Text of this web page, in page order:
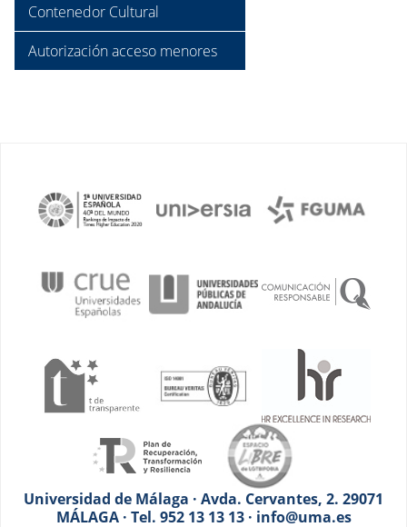
Contenedor Cultural
Autorización acceso menores
Universidad de Málaga · Avda. Cervantes, 2. 29071
MÁLAGA · Tel. 952 13 13 13 · info@uma.es